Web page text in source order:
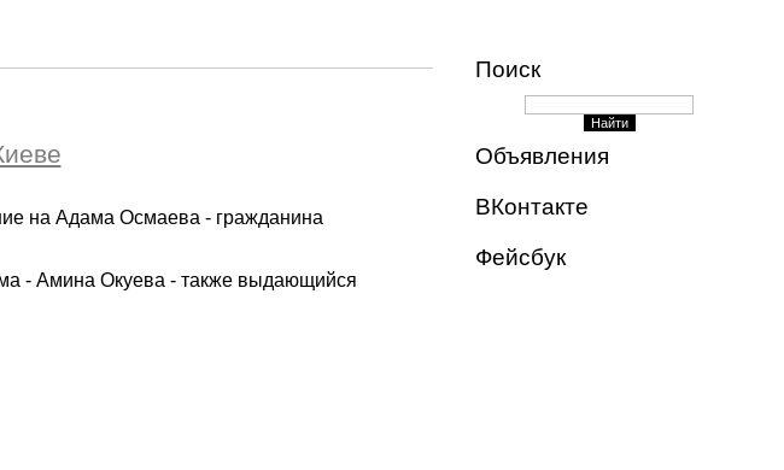
на Адама Осмаева - гражданина
- Амина Окуева - также выдающийся
Поиск
Объявления
ВКонтакте
Фейсбук